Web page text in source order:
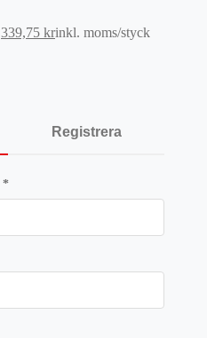
Det
339,75 krDet
inkl. moms/styck
Registrera
*Obligatoriskt